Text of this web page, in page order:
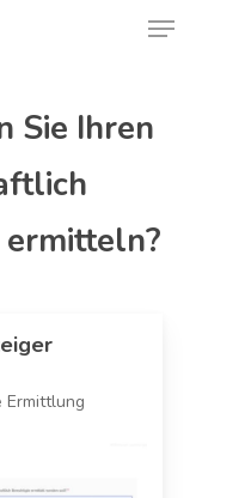
Menu
Sie Ihren
Ermittlung